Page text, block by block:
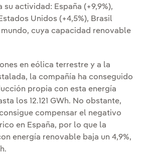
actividad: España (+9,9%),
Unidos (+4,5%), Brasil
mundo, cuya capacidad renovable
en eólica terrestre y a la
la compañía ha conseguido
propia con esta energía
los 12.121 GWh. No obstante,
compensar el negativo
en España, por lo que la
energía renovable baja un 4,9%,